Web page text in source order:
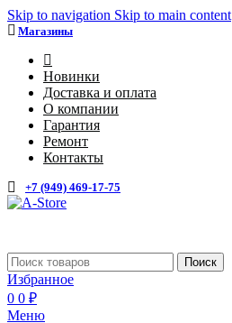
Skip to navigation Skip to main content
Магазины
Новинки
Доставка и оплата
О компании
Гарантия
Ремонт
Контакты
+7 (949) 469-17-75
Поиск
Избранное
0 0 ₽
Меню